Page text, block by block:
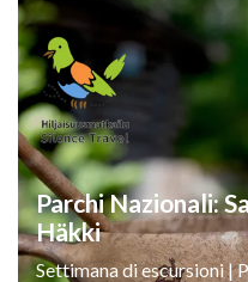
Parchi Nazionali:
Häkki
Settimana di escursioni |